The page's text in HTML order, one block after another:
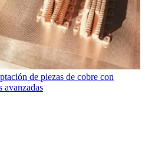
de piezas de cobre con
avanzadas